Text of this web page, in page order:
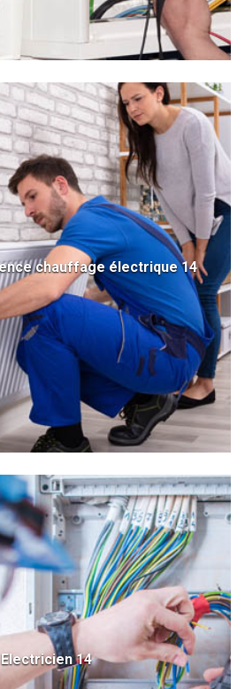
chauffage électrique 14
Electricien 14